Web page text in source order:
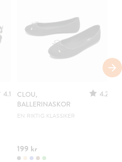
4.1
CLOU,
BALLERINASKOR
4.2
EN RIKTIG KLASSIKER
199 kr